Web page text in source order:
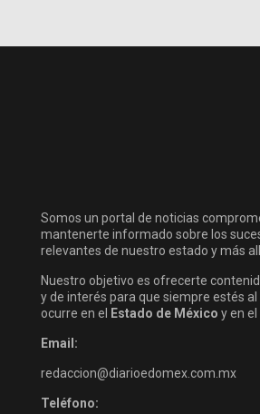
Somos un portal de noticias
mantenerte informado sobre los
relevantes de nuestro estado y más
Nuestro objetivo es ofrecerte
y de interés para que siempre estés
ocurre en el
Estado de México y en el
Email:
redaccion@diarioedomex.com.mx
Teléfono: